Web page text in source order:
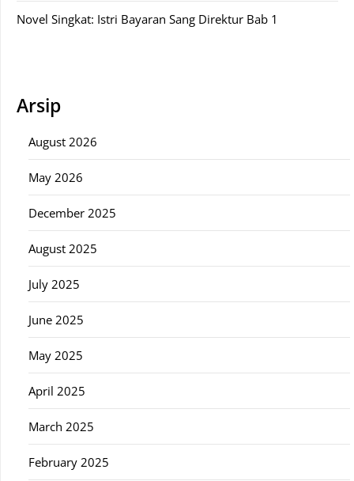
Novel Singkat: Istri Bayaran Sang Direktur Bab 1
Arsip
August 2026
May 2026
December 2025
August 2025
July 2025
June 2025
May 2025
April 2025
March 2025
February 2025